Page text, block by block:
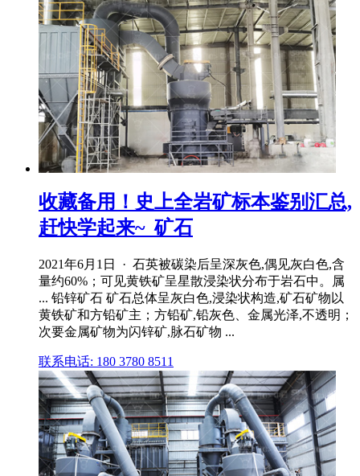
收藏备用！史上全岩矿标本鉴别汇总,
赶快学起来~_矿石
2021年6月1日 · 石英被碳染后呈深灰色,偶见灰白色,含
量约60%；可见黄铁矿呈星散浸染状分布于岩石中。属
... 铅锌矿石 矿石总体呈灰白色,浸染状构造,矿石矿物以
黄铁矿和方铅矿主；方铅矿,铅灰色、金属光泽,不透明；
次要金属矿物为闪锌矿,脉石矿物 ...
联系电话: 180 3780 8511